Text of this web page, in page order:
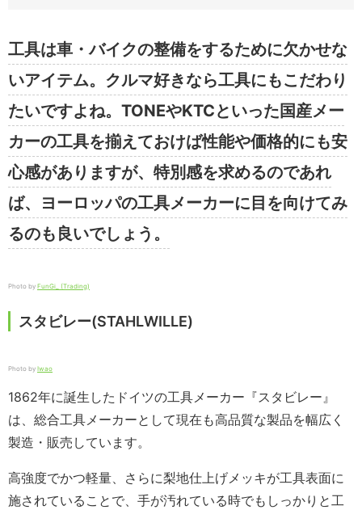
工具は車・バイクの整備をするために欠かせな
いアイテム。クルマ好きなら工具にもこだわり
たいですよね。TONEやKTCといった国産メー
カーの工具を揃えておけば性能や価格的にも安
心感がありますが、特別感を求めるのであれ
ば、ヨーロッパの工具メーカーに目を向けてみ
るのも良いでしょう。
Photo by FunGi_ (Trading)
スタビレー(STAHLWILLE)
Photo by Iwao
1862年に誕生したドイツの工具メーカー『スタビレー』
は、総合工具メーカーとして現在も高品質な製品を幅広く
製造・販売しています。
高強度でかつ軽量、さらに梨地仕上げメッキが工具表面に
施されていることで、手が汚れている時でもしっかりと工